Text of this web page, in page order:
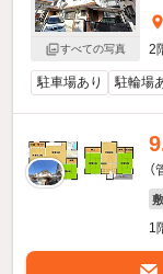
すべての写真
2
駐車場あり 駐輪場
敷
1